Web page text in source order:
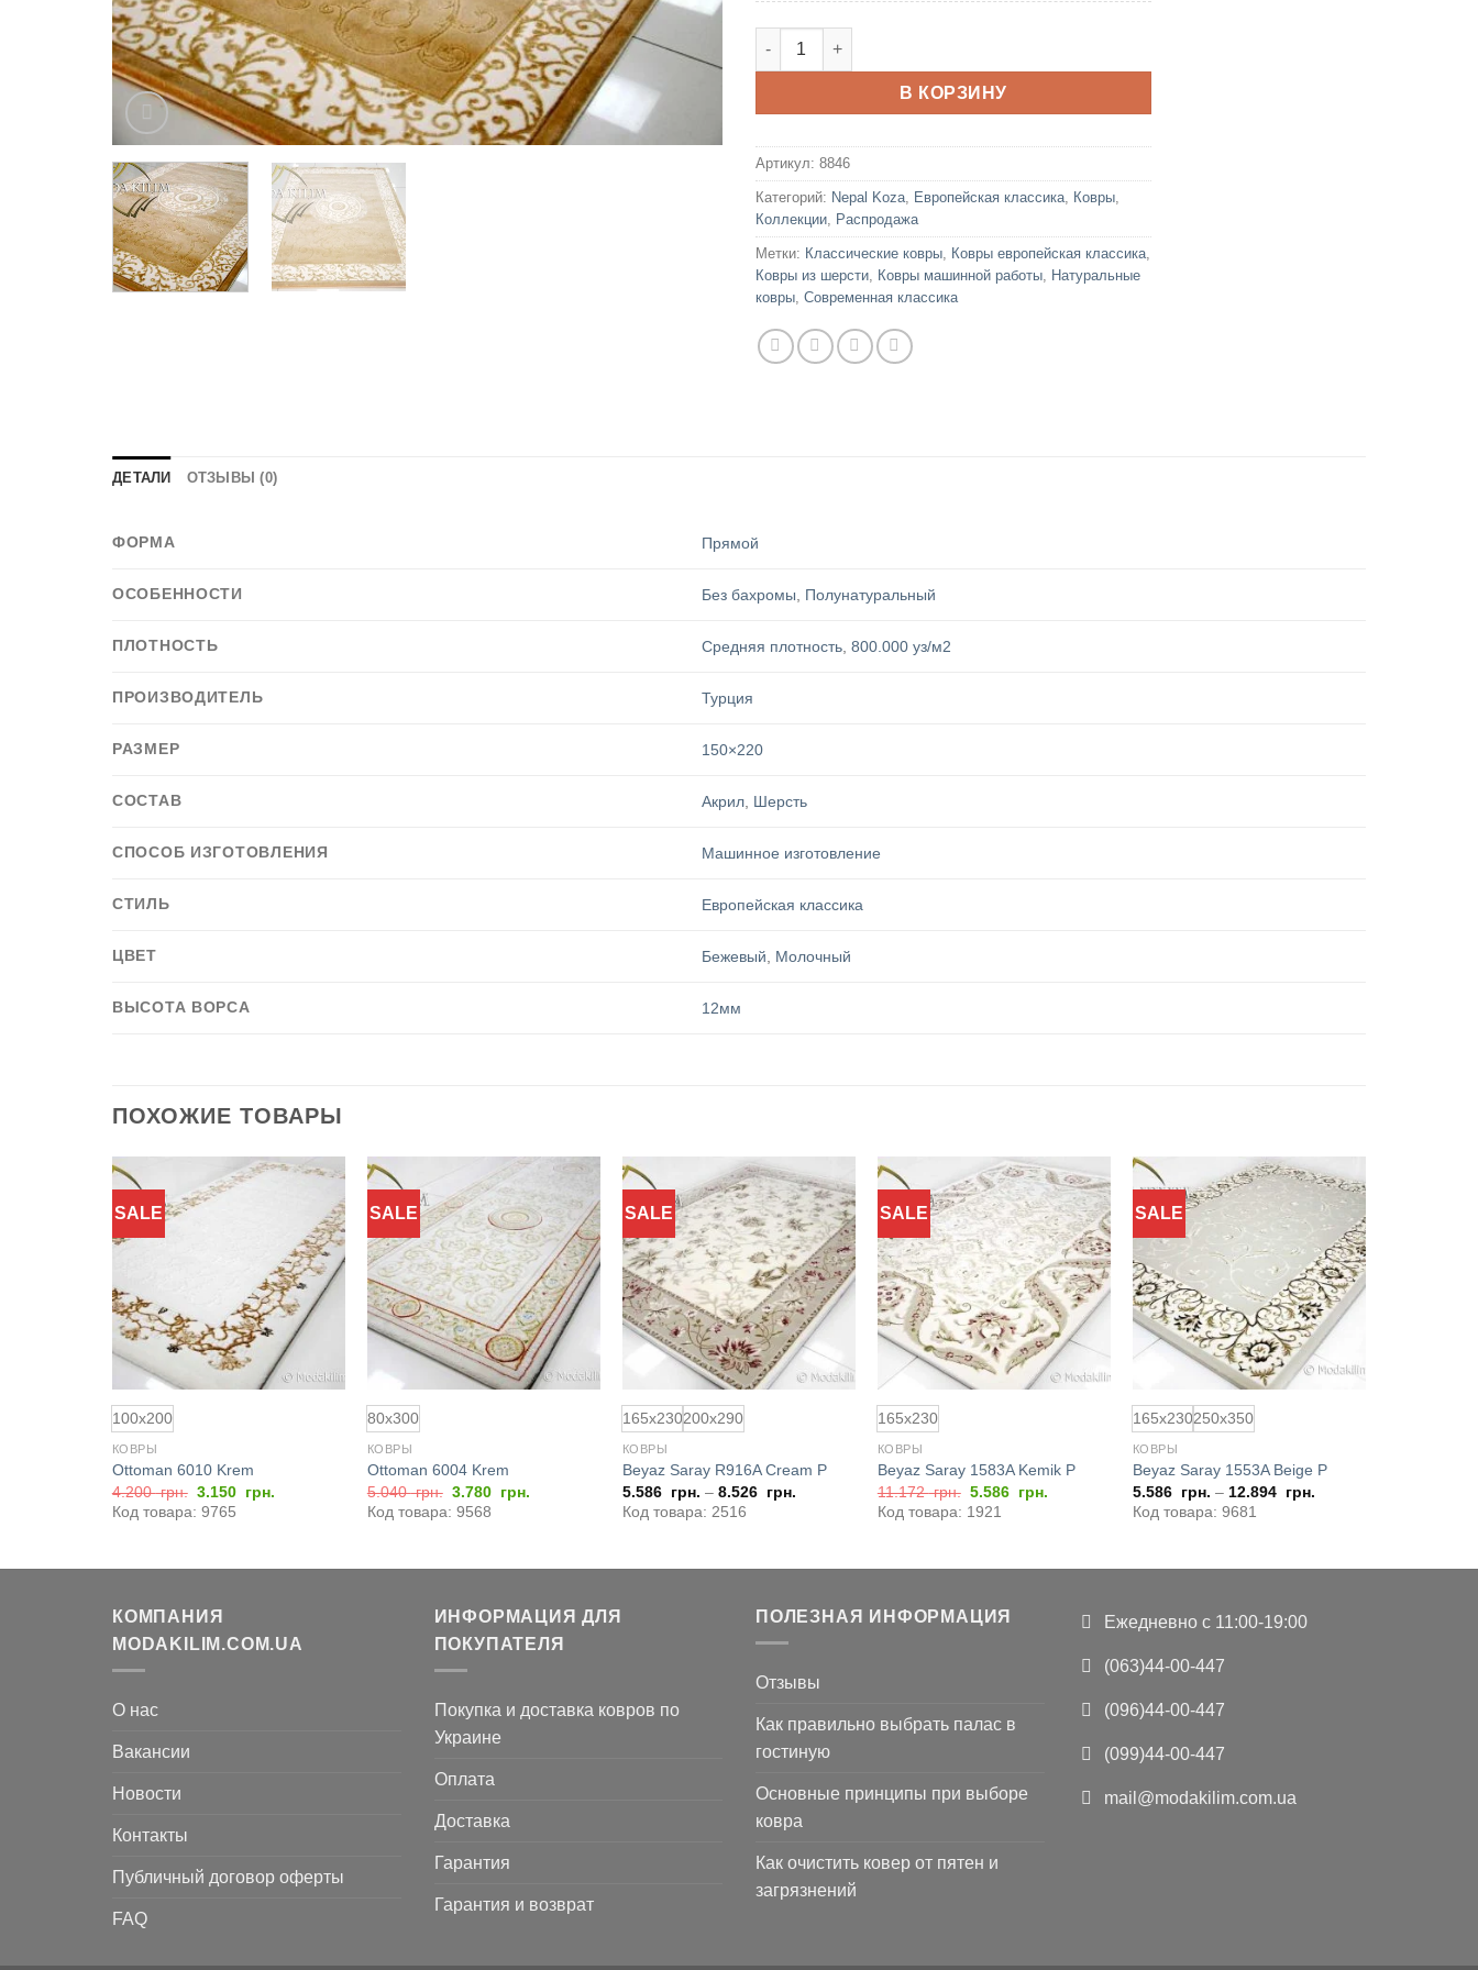
Количество товара Nepal Koza 417 Bej P
В КОРЗИНУ
Артикул: 8846
Категорий: Nepal Koza Европейская классика Ковры
Коллекции Распродажа
Метки: Классические ковры Ковры европейская классика
Ковры из шерсти Ковры машинной работы Натуральные
ковры Современная классика
ДЕТАЛИ ОТЗЫВЫ (0)
ФОРМА Прямой
ОСОБЕННОСТИ Без бахромы Полунатуральный
ПЛОТНОСТЬ Средняя плотность ,800.000 уз/м2
ПРОИЗВОДИТЕЛЬ Турция
РАЗМЕР 150×220
СОСТАВ Акрил Шерсть
СПОСОБ ИЗГОТОВЛЕНИЯ Машинное изготовление
СТИЛЬ Европейская классика
ЦВЕТ Бежевый Молочный
ВЫСОТА ВОРСА 12мм
ПОХОЖИЕ ТОВАРЫ
SALE
Добавить
избранное
100x200
КОВРЫ
Ottoman 6010 Krem
4.200грн. Первоначальная
цена
составляла
3.150 грн.
Код товара: 9765
SALE
Добавить
в
избранное
80x300
КОВРЫ
Ottoman 6004 Krem
5.040грн. Первоначальная
цена
составляла
3.780 грн.
Код товара: 9568
SALE
Добавить
в
избранное
165x230200x290
КОВРЫ
Beyaz Saray R916A Cream P
5.586 грн. – 8.526 грн.
Код товара: 2516
SALE
Добавить
в
избранное
165x230
КОВРЫ
Beyaz Saray 1583A Kemik P
11.172грн. Первоначальная
цена
составляла
5.586 грн.
Код товара: 1921
SALE
Добавить
избранное
165x230250x350
КОВРЫ
Beyaz Saray 1553A Beige P
5.586 грн. – 12.894 грн.
Код товара: 9681
КОМПАНИЯ
MODAKILIM.COM.UA
О нас
Вакансии
Новости
Контакты
Публичный договор оферты
FAQ
ИНФОРМАЦИЯ ДЛЯ
ПОКУПАТЕЛЯ
Покупка и доставка ковров по
Украине
Оплата
Доставка
Гарантия
Гарантия и возврат
ПОЛЕЗНАЯ ИНФОРМАЦИЯ
Отзывы
Как правильно выбрать палас в
гостиную
Основные принципы при выборе
ковра
Как очистить ковер от пятен и
загрязнений
Ежедневно с 11:00-19:00
(063)44-00-447
(096)44-00-447
(099)44-00-447
mail@modakilim.com.ua